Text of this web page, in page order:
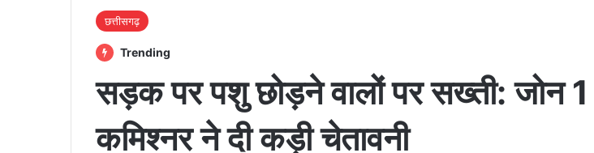
छत्तीसगढ़
Trending
सड़क पर पशु छोड़ने वालों पर सख्ती: जोन 1
कमिश्नर ने दी कड़ी चेतावनी